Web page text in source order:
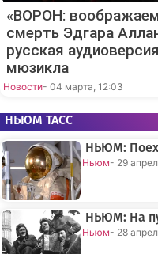
«ВОРОН:
смерть Эдгара
русская
мюзикла
Новости- 04 марта, 12:03
НЬЮМ ТАСС
НЬЮМ:
Ньюм- 29
НЬЮМ: На
Ньюм- 28